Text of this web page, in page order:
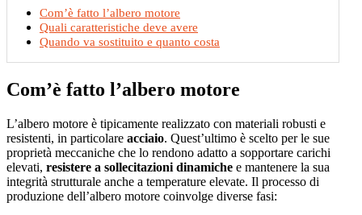
Com’è fatto l’albero motore
Quali caratteristiche deve avere
Quando va sostituito e quanto costa
Com’è fatto l’albero motore
L’albero motore è tipicamente realizzato con materiali robusti e
resistenti, in particolare acciaio. Quest’ultimo è scelto per le sue
proprietà meccaniche che lo rendono adatto a sopportare carichi
elevati, resistere a sollecitazioni dinamiche e mantenere la sua
integrità strutturale anche a temperature elevate. Il processo di
produzione dell’albero motore coinvolge diverse fasi: